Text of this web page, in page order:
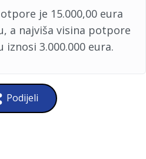
je 15.000,00 eura
a najviša visina potpore
3.000.000 eura.
Podijeli